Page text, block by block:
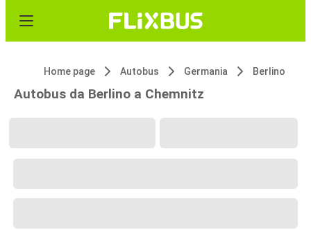
Home page Autobus Germania Berlino
Autobus da Berlino a Chemnitz